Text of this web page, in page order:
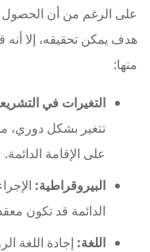
على الرغم من أن الحصول
هدف يمكن تحقيقه، إلا أنه
منها:
التغيرات في
تتغير بشكل دوري،
على الإقامة الدائمة.
البيروقراطية:
الدائمة قد تكون
اللغة: إجادة اللغة